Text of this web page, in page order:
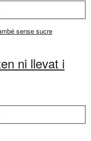
ni llevat i